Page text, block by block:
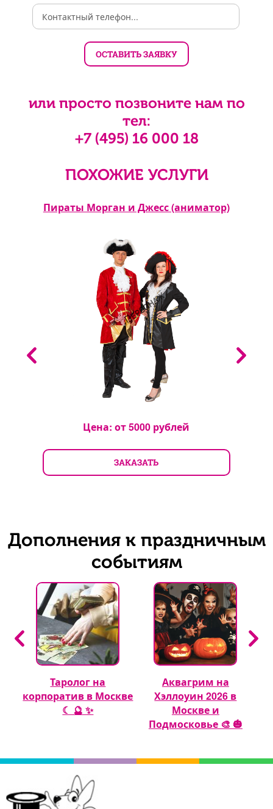
или просто позвоните нам по
тел:
+7 (495) 16 000 18
ПОХОЖИЕ УСЛУГИ
Пираты Морган и Джесс (аниматор)
Цена: от5000 рублей
ЗАКАЗАТЬ
Дополнения к праздничным
событиям
Таролог на
корпоратив в Москве
☾ 🔮 ✨
Аквагрим на
Хэллоуин 2026 в
Москве и
Подмосковье 🎨 🎃